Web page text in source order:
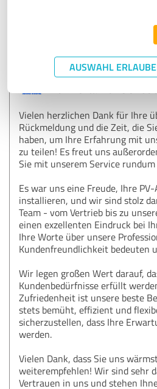
AUSWAHL
26.02.2024 Anonym
Kommentar von Clen
Vielen herzlichen Dank für Ihre
Rückmeldung und die Zeit, die
haben, um Ihre Erfahrung mit
zu teilen! Es freut uns
Sie mit unserem Service
Es war uns eine Freude, Ihre
installieren, und wir sind stolz
Team - vom Vertrieb bis zu
einen exzellenten Eindruck bei
Ihre Worte über unsere
Kundenfreundlichkeit bedeuten
Wir legen großen Wert darauf,
Kundenbedürfnisse erfüllt
Zufriedenheit ist unsere beste
stets bemüht, effizient und
sicherzustellen, dass Ihre
werden.
Vielen Dank, dass Sie uns
weiterempfehlen! Wir sind sehr
Vertrauen in uns und stehen